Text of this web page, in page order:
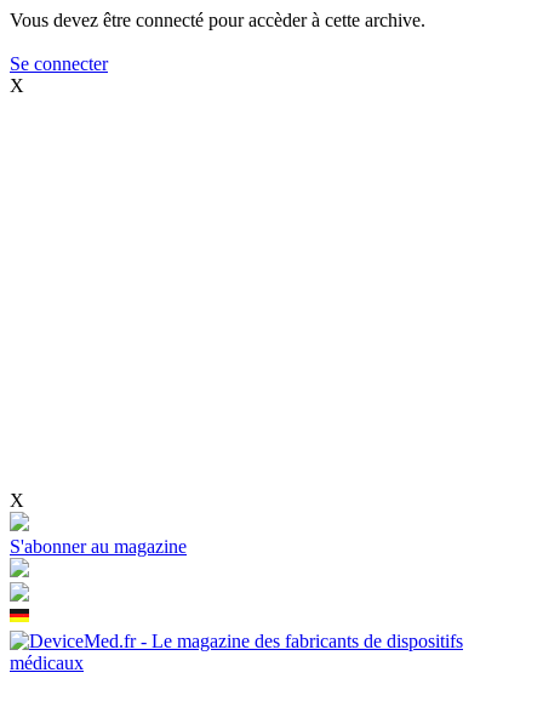
Vous devez être connecté pour accèder à cette archive.
Se connecter
X
X
S'abonner au magazine